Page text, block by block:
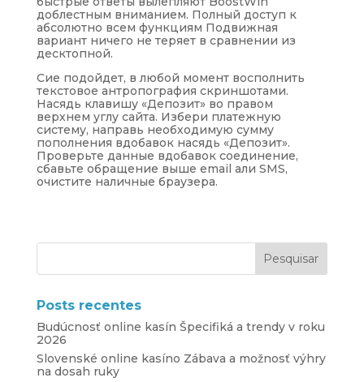
доблестным вниманием. Полный доступ к
абсолютно всем функциям Подвижная
вариант ничего не теряет в сравнении из
десктопной.
Сие подойдет, в любой момент восполнить
текстовое антропография скриншотами.
Насядь клавишу «Депозит» во правом
верхнем углу сайта. Избери платежную
систему, направь необходимую сумму
пополнения вдобавок насядь «Депозит».
Проверьте данные вдобавок соединение,
сбавьте обращение выше email али SMS,
очистите наличные браузера.
Posts recentes
Budúcnosť online kasín Špecifiká a trendy v roku
2026
Slovenské online kasíno Zábava a možnosť výhry
na dosah ruky